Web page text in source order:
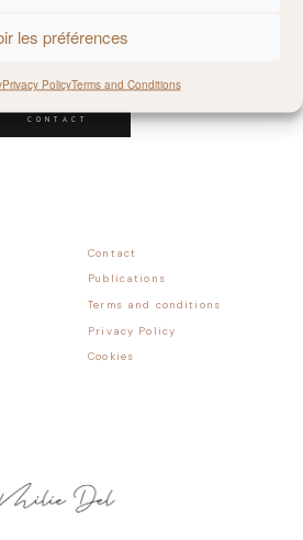
les préférences
Privacy PolicyTerms and Conditions
Contact
Publications
Terms and conditions
CONTACT
Privacy Policy
Cookies